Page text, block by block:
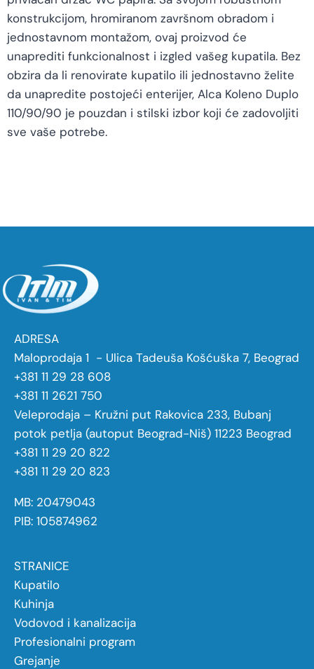
konstrukcijom, hromiranom završnom obradom i
jednostavnom montažom, ovaj proizvod će
unaprediti funkcionalnost i izgled vašeg kupatila. Bez
obzira da li renovirate kupatilo ili jednostavno želite
da unapredite postojeći enterijer, Alca Koleno Duplo
110/90/90 je pouzdan i stilski izbor koji će zadovoljiti
sve vaše potrebe.
ADRESA
Maloprodaja 1 - Ulica Tadeuša Košćuška 7, Beograd
+381 11 29 28 608
+381 11 2621 750
Veleprodaja – Kružni put Rakovica 233, Bubanj
potok petlja (autoput Beograd-Niš) 11223 Beograd
+381 11 29 20 822
+381 11 29 20 823
MB: 20479043
PIB: 105874962
STRANICE
Kupatilo
Kuhinja
Vodovod i kanalizacija
Profesionalni program
Grejanje